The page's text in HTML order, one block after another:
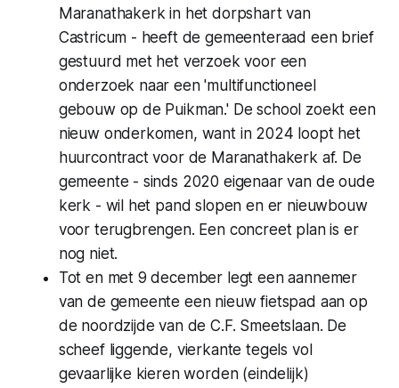
Maranathakerk in het dorpshart van
Castricum - heeft de gemeenteraad een brief
gestuurd met het verzoek voor een
onderzoek naar een 'multifunctioneel
gebouw op de Puikman.' De school zoekt een
nieuw onderkomen, want in 2024 loopt het
huurcontract voor de Maranathakerk af. De
gemeente - sinds 2020 eigenaar van de oude
kerk - wil het pand slopen en er nieuwbouw
voor terugbrengen. Een concreet plan is er
nog niet.
Tot en met 9 december legt een aannemer
van de gemeente een nieuw fietspad aan op
de noordzijde van de C.F. Smeetslaan. De
scheef liggende, vierkante tegels vol
gevaarlijke kieren worden (eindelijk)